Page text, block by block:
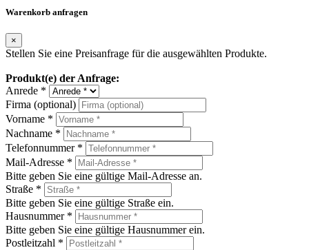
Warenkorb anfragen
×
Stellen Sie eine Preisanfrage für die ausgewählten Produkte.
Produkt(e) der Anfrage:
Anrede *
Firma (optional)
Vorname *
Nachname *
Telefonnummer *
Mail-Adresse *
Bitte geben Sie eine gültige Mail-Adresse an.
Straße *
Bitte geben Sie eine gültige Straße ein.
Hausnummer *
Bitte geben Sie eine gültige Hausnummer ein.
Postleitzahl *